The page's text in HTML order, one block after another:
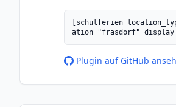
[schulferien
ation="frasdorf"
Plugin auf GitHub